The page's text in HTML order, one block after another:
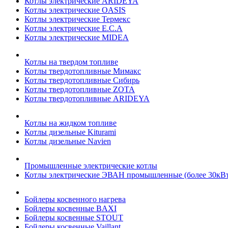
Котлы электрические OASIS
Котлы электрические Термекс
Котлы электрические E.C.A
Котлы электрические MIDEA
Котлы на твердом топливе
Котлы твердотопливные Мимакс
Котлы твердотопливные Сибирь
Котлы твердотопливные ZOTA
Котлы твердотопливные ARIDEYA
Котлы на жидком топливе
Котлы дизельные Kiturami
Котлы дизельные Navien
Промышленные электрические котлы
Котлы электрические ЭВАН промышленные (более
Бойлеры косвенного нагрева
Бойлеры косвенные BAXI
Бойлеры косвенные STOUT